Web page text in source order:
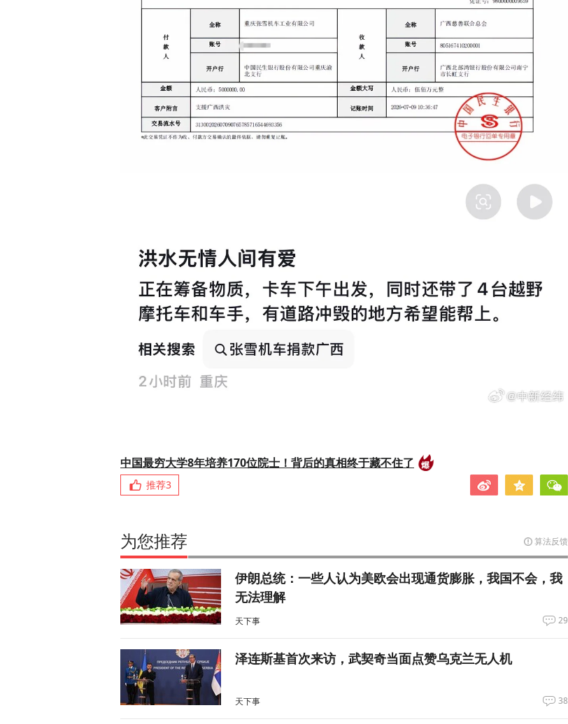
中国最穷大学8年培养170位院士！背后的真相终于藏不住了
推荐3
为您推荐 算法反馈
伊朗总统：一些人认为美欧会出现通货膨胀，我国不会，我
无法理解
天下事 29
泽连斯基首次来访，武契奇当面点赞乌克兰无人机
天下事 38